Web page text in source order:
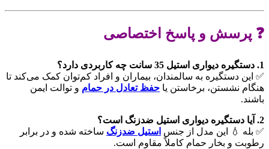
❓ پرسش و پاسخ اختصاصی
1. دستگیره دیواری استیل 35 سانت چه کاربردی دارد؟
✅ این دستگیره به سالمندان، بیماران و افراد کم‌توان کمک می‌کند تا
هنگام نشستن، برخاستن یا حفظ تعادل در حمام و توالت ایمن
باشند.
2. آیا دستگیره دیواری استیل ضدزنگ است؟
✅ بله 💧 این مدل از جنس استیل ضدزنگ ساخته شده و در برابر
رطوبت و بخار حمام کاملاً مقاوم است.